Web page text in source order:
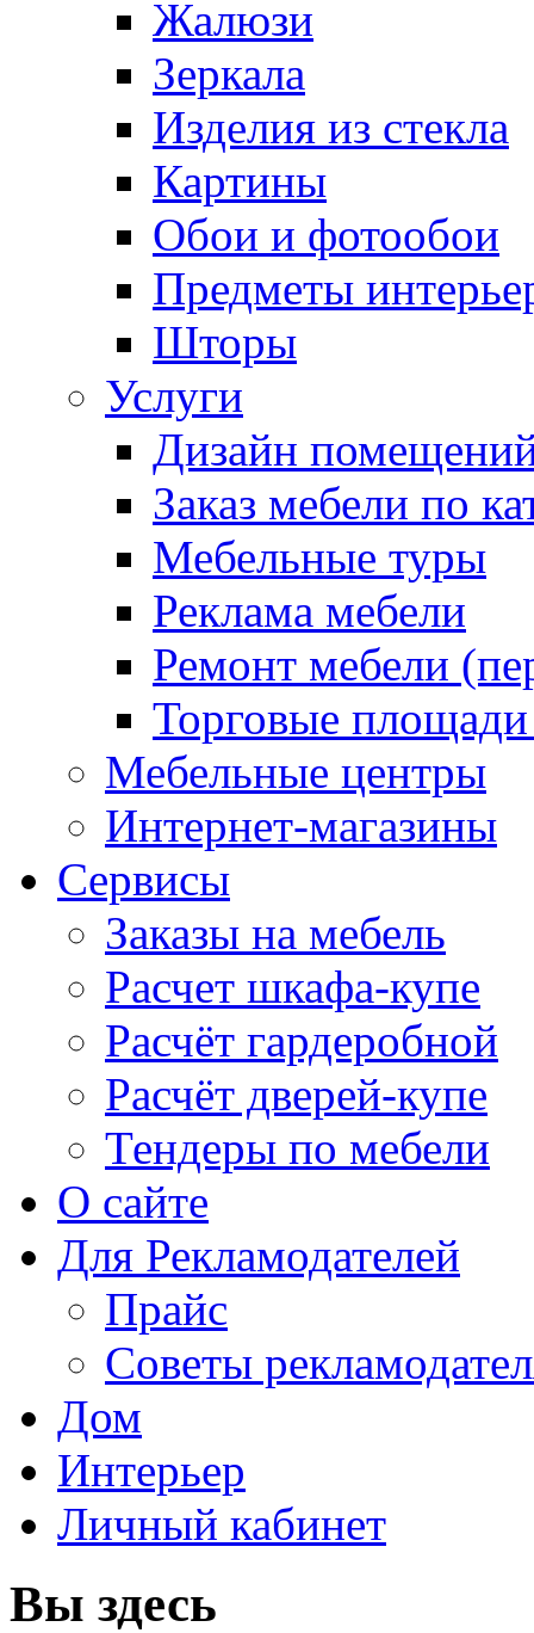
Жалюзи
Зеркала
Изделия из стекла
Картины
Обои и фотообои
Предметы
Шторы
Услуги
Дизайн
Заказ мебели по
Мебельные туры
Реклама мебели
Ремонт мебели
Торговые
Мебельные центры
Интернет-магазины
Сервисы
Заказы на мебель
Расчет шкафа-купе
Расчёт гардеробной
Расчёт дверей-купе
Тендеры по мебели
О сайте
Для Рекламодателей
Прайс
Советы
Дом
Интерьер
Личный кабинет
Вы здесь